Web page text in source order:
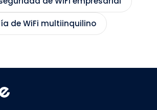
de WiFi multiinquilino